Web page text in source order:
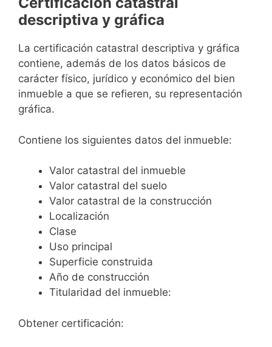
descriptiva y gráfica
La certificación catastral descriptiva y gráfica
contiene, además de los datos básicos de
carácter físico, jurídico y económico del bien
inmueble a que se refieren, su representación
gráfica.
Contiene los siguientes datos del inmueble:
Valor catastral del inmueble
Valor catastral del suelo
Valor catastral de la construcción
Localización
Clase
Uso principal
Superficie construida
Año de construcción
Titularidad del inmueble:
Obtener certificación: